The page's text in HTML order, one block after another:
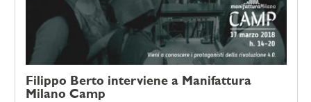
Filippo Berto interviene a Manifattura
Milano Camp